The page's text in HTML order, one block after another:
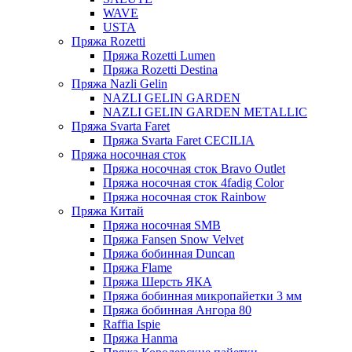
WAVE
USTA
Пряжа Rozetti
Пряжа Rozetti Lumen
Пряжа Rozetti Destina
Пряжа Nazli Gelin
NAZLI GELIN GARDEN
NAZLI GELIN GARDEN METALLIC
Пряжа Svarta Faret
Пряжа Svarta Faret CECILIA
Пряжа носочная сток
Пряжа носочная сток Bravo Outlet
Пряжа носочная сток 4fadig Color
Пряжа носочная сток Rainbow
Пряжа Китай
Пряжа носочная SMB
Пряжа Fansen Snow Velvet
Пряжа бобинная Duncan
Пряжа Flame
Пряжа Шерсть ЯКА
Пряжа бобинная микропайетки 3 мм
Пряжа бобинная Ангора 80
Raffia Ispie
Пряжа Hanma